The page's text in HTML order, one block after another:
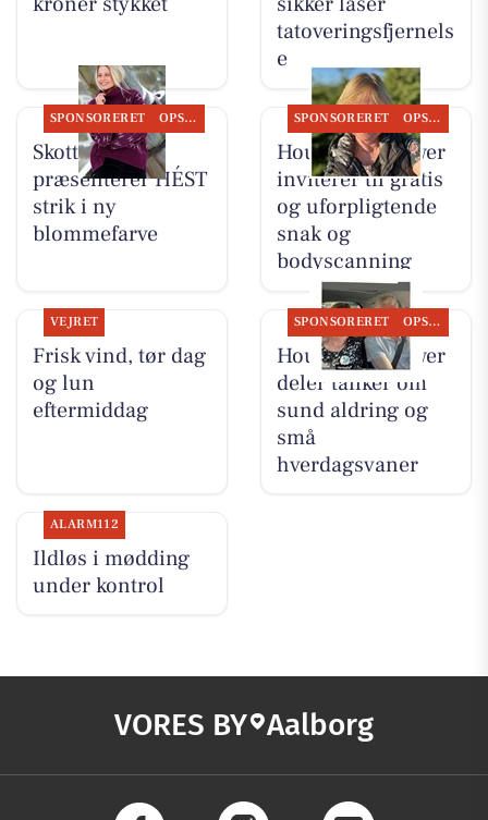
tatoveringsfjernels
e
SPONSORERET OPSLAGSTAVLEN
Skott Aalborg
præsenterer HÉST
strik i ny
blommefarve
SPONSORERET OPSLAGSTAVLEN
Houen Life Power
inviterer til gratis
og uforpligtende
snak og
bodyscanning
VEJRET
Frisk vind, tør dag
og lun
eftermiddag
SPONSORERET OPSLAGSTAVLEN
Houen Life Power
deler tanker om
sund aldring og
små
hverdagsvaner
ALARM112
Ildløs i mødding
under kontrol
VORES BY Aalborg